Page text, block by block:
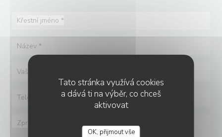
Tato stránka využívá cookies
a dává ti na výběr, co chceš
aktivovat
OK, přijmout vše